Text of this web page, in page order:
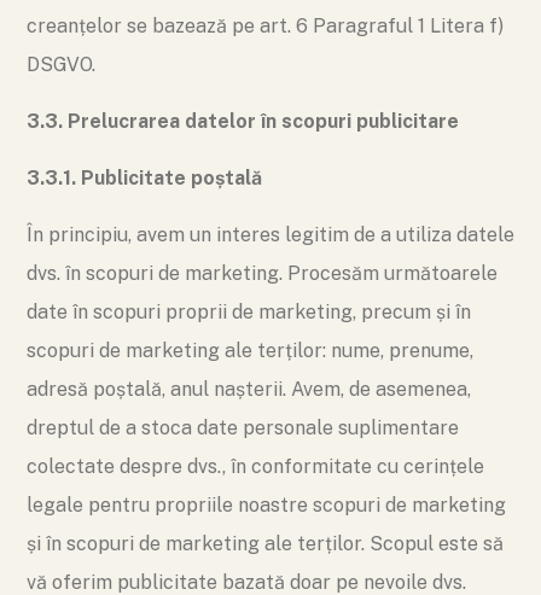
creanțelor se bazează pe art. 6 Paragraful 1 Litera f)
DSGVO.
3.3. Prelucrarea datelor în scopuri publicitare
3.3.1. Publicitate poștală
În principiu, avem un interes legitim de a utiliza datele
dvs. în scopuri de marketing. Procesăm următoarele
date în scopuri proprii de marketing, precum și în
scopuri de marketing ale terților: nume, prenume,
adresă poștală, anul nașterii. Avem, de asemenea,
dreptul de a stoca date personale suplimentare
colectate despre dvs., în conformitate cu cerințele
legale pentru propriile noastre scopuri de marketing
și în scopuri de marketing ale terților. Scopul este să
vă oferim publicitate bazată doar pe nevoile dvs.